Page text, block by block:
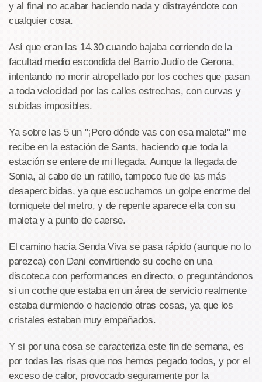
y al final no acabar haciendo nada y distrayéndote con
cualquier cosa.
Así que eran las 14.30 cuando bajaba corriendo de la
facultad medio escondida del Barrio Judío de Gerona,
intentando no morir atropellado por los coches que pasan
a toda velocidad por las calles estrechas, con curvas y
subidas imposibles.
Ya sobre las 5 un "¡Pero dónde vas con esa maleta!" me
recibe en la estación de Sants, haciendo que toda la
estación se entere de mi llegada. Aunque la llegada de
Sonia, al cabo de un ratillo, tampoco fue de las más
desapercibidas, ya que escuchamos un golpe enorme del
torniquete del metro, y de repente aparece ella con su
maleta y a punto de caerse.
El camino hacia Senda Viva se pasa rápido (aunque no lo
parezca) con Dani convirtiendo su coche en una
discoteca con performances en directo, o preguntándonos
si un coche que estaba en un área de servicio realmente
estaba durmiendo o haciendo otras cosas, ya que los
cristales estaban muy empañados.
Y si por una cosa se caracteriza este fin de semana, es
por todas las risas que nos hemos pegado todos, y por el
exceso de calor, provocado seguramente por la